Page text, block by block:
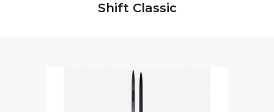
Shift Classic